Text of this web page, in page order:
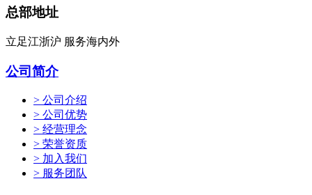
总部地址
立足江浙沪 服务海内外
公司简介
> 公司介绍
> 公司优势
> 经营理念
> 荣誉资质
> 加入我们
> 服务团队